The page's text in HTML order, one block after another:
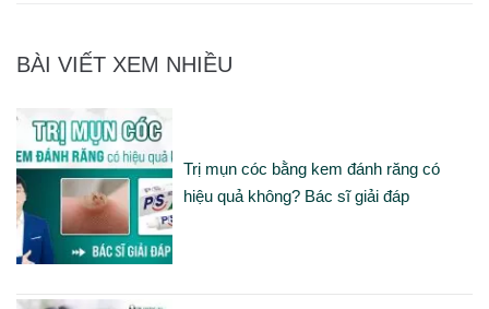
BÀI VIẾT XEM NHIỀU
Trị mụn cóc bằng kem đánh răng có
hiệu quả không? Bác sĩ giải đáp